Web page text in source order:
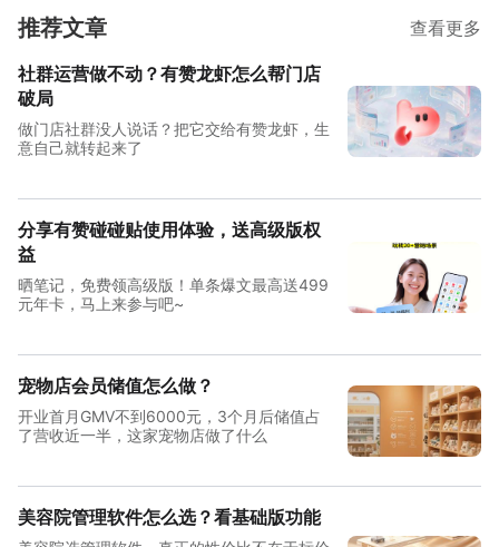
推荐文章 查看更多
社群运营做不动？有赞龙虾怎么帮门店
破局
做门店社群没人说话？把它交给有赞龙虾，生
意自己就转起来了
分享有赞碰碰贴使用体验，送高级版权
益
晒笔记，免费领高级版！单条爆文最高送499
元年卡，马上来参与吧~
宠物店会员储值怎么做？
开业首月GMV不到6000元，3个月后储值占
了营收近一半，这家宠物店做了什么
美容院管理软件怎么选？看基础版功能